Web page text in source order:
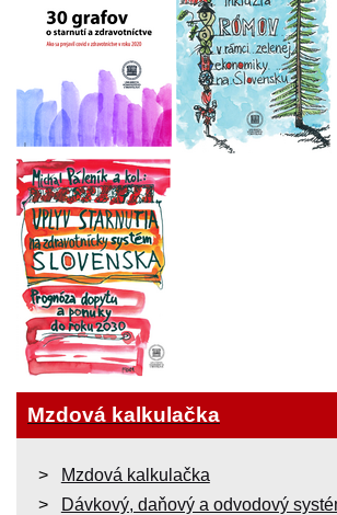
Mzdová kalkulačka
Mzdová kalkulačka
Dávkový, daňový a odvodový